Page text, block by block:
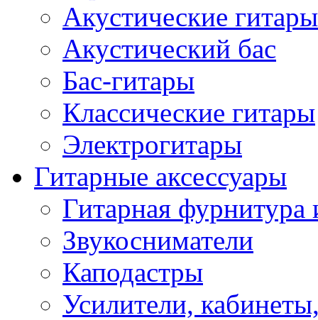
Акустические гитары
Акустический бас
Бас-гитары
Классические гитары
Электрогитары
Гитарные аксессуары
Гитарная фурнитура
Звукосниматели
Каподастры
Усилители,